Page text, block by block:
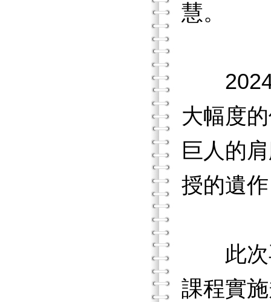
慧。
2024
大幅度
巨人的
授的遺
此次再
課程實